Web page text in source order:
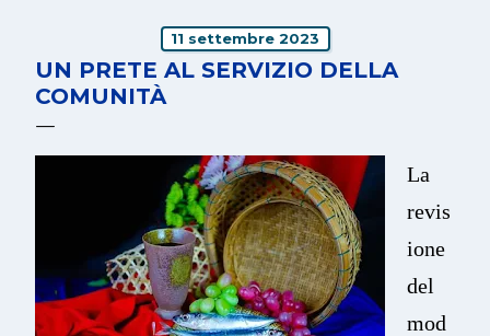
11 settembre 2023
UN PRETE AL SERVIZIO DELLA
COMUNITÀ
La
revis
ione
del
mod